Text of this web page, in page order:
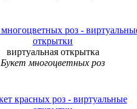
виртуальная открытка
Букет многоцветных роз